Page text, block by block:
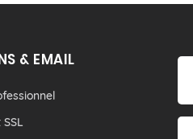
& EMAIL